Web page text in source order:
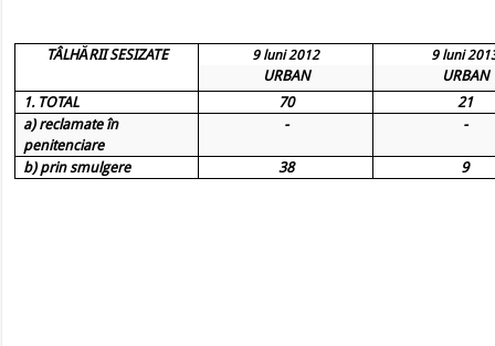
TÂLHĂRII SESIZATE 9 luni 2012 9 luni
URBAN
URBAN
1. TOTAL
70
21
a) reclamate în
penitenciare
- -
b) prin smulgere 38 9